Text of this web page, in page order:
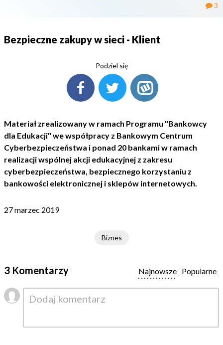
3
Bezpieczne zakupy w sieci - Klient
Podziel się
Materiał zrealizowany w ramach Programu "Bankowcy
dla Edukacji" we współpracy z Bankowym Centrum
Cyberbezpieczeństwa i ponad 20 bankami w ramach
realizacji wspólnej akcji edukacyjnej z zakresu
cyberbezpieczeństwa, bezpiecznego korzystaniu z
bankowości elektronicznej i sklepów internetowych.
27 marzec 2019
Biznes
3 Komentarzy Popularne
Najnowsze